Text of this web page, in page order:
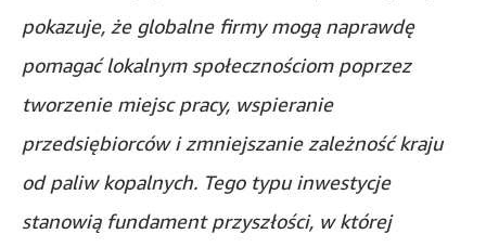
pokazuje, że globalne firmy mogą naprawdę
pomagać lokalnym społecznościom poprzez
tworzenie miejsc pracy, wspieranie
przedsiębiorców i zmniejszanie zależność kraju
od paliw kopalnych. Tego typu inwestycje
stanowią fundament przyszłości, w której